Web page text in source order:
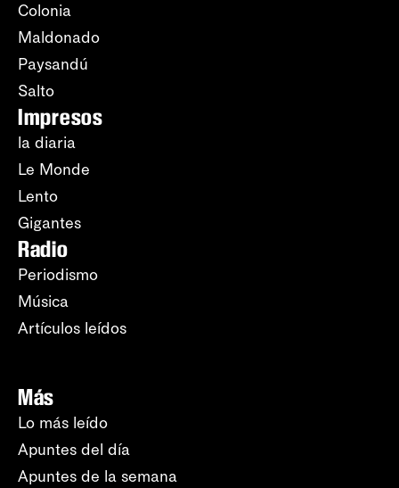
Colonia
Maldonado
Paysandú
Salto
Impresos
la diaria
Le Monde
Lento
Gigantes
Radio
Periodismo
Música
Artículos leídos
Más
Lo más leído
Apuntes del día
Apuntes de la semana